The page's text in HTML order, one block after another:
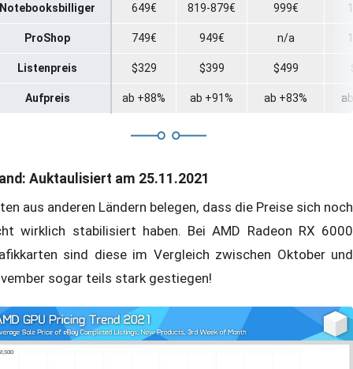
Notebooksbilliger 649€ 819-879€ 999€
ProShop 749€ 949€ n/a
Listenpreis $329 $399 $499
Aufpreis ab +88% ab +91% ab +83%
Auktaulisiert am 25.11.2021
aus anderen Ländern belegen, dass die Preise sich noch
wirklich stabilisiert haben. Bei AMD Radeon RX 6000
sind diese im Vergleich zwischen Oktober und
sogar teils stark gestiegen!